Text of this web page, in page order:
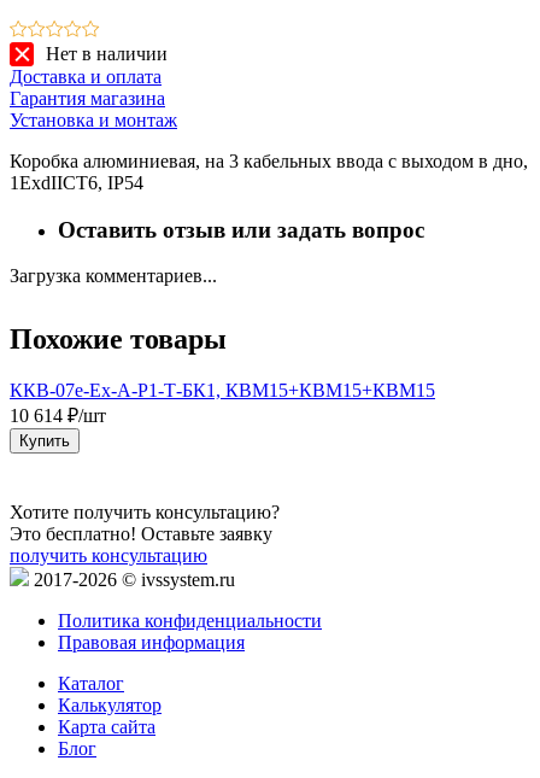
Нет в наличии
Доставка и оплата
Гарантия магазина
Установка и монтаж
Коробка алюминиевая, на 3 кабельных ввода с выходом в дно,
1ExdIICT6, IP54
Оставить отзыв или задать вопрос
Загрузка комментариев...
Похожие товары
ККВ-07е-Ех-А-Р1-Т-БК1, КВМ15+КВМ15+КВМ15
10 614 ₽/шт
Купить
Хотите получить консультацию?
Это бесплатно! Оставьте заявку
получить консультацию
2017-2026 © ivssystem.ru
Политика конфиденциальности
Правовая информация
Каталог
Калькулятор
Карта сайта
Блог